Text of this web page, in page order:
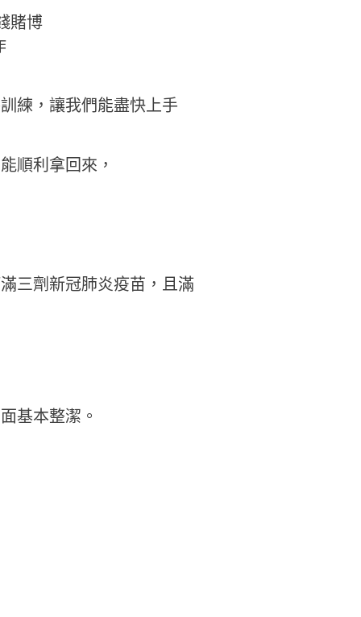
賭博
練，讓我們能盡快上手
順利拿回來，
三劑新冠肺炎疫苗，且滿
基本整潔。